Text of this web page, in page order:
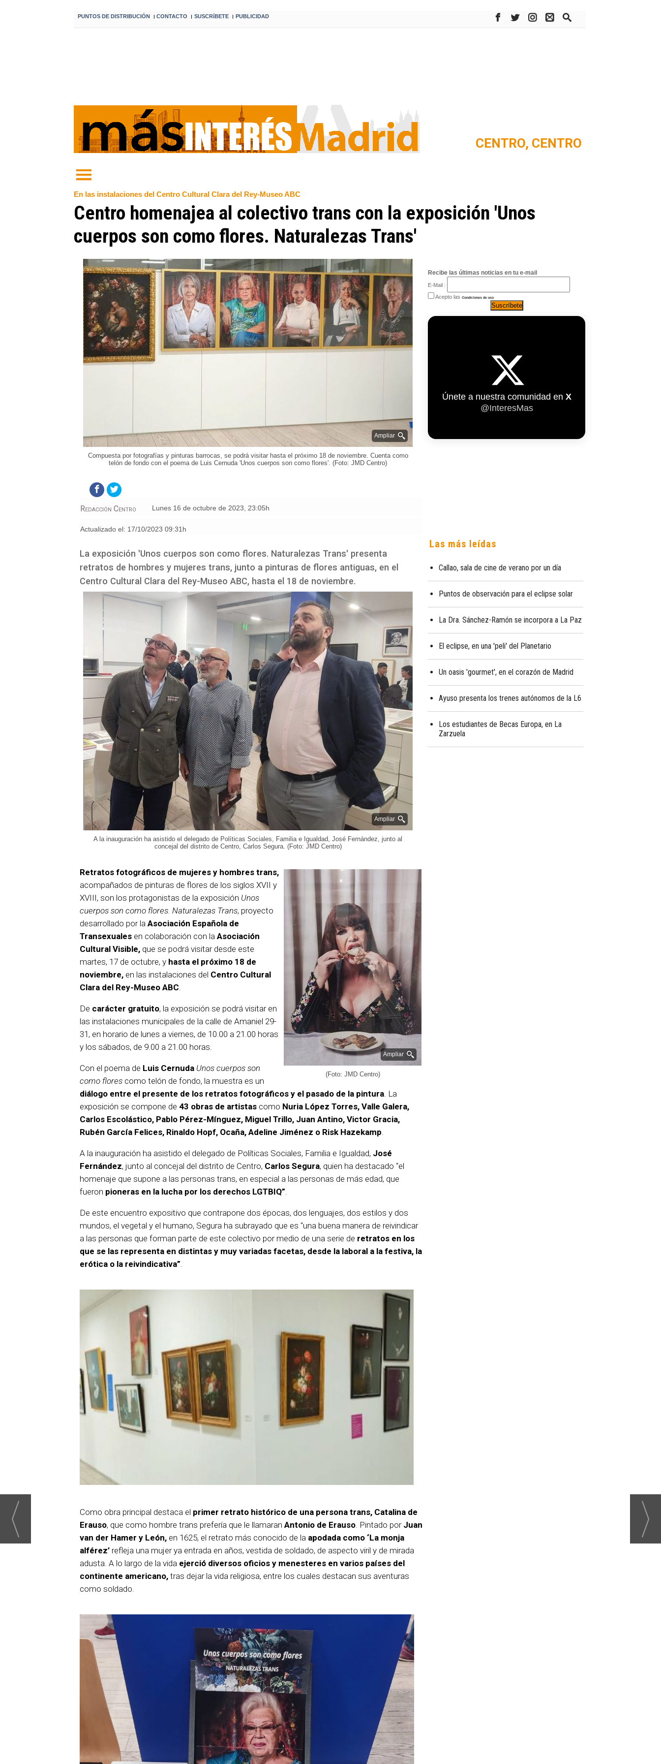
PUNTOS DE DISTRIBUCIÓN I CONTACTO I SUSCRíBETE I PUBLICIDAD
CENTRO, CENTRO
En las instalaciones del Centro Cultural Clara del Rey-Museo ABC
Centro homenajea al colectivo trans con la exposición 'Unos
cuerpos son como flores. Naturalezas Trans'
Ampliar
Compuesta por fotografías y pinturas barrocas, se podrá visitar hasta el próximo 18 de noviembre. Cuenta como
telón de fondo con el poema de Luis Cernuda 'Unos cuerpos son como flores'. (Foto: JMD Centro)
lunes 16 de octubre de 2023, 23:05h
Redacción Centro
Actualizado el: 17/10/2023 09:31h
La exposición 'Unos cuerpos son como flores. Naturalezas Trans' presenta
retratos de hombres y mujeres trans, junto a pinturas de flores antiguas, en el
Centro Cultural Clara del Rey-Museo ABC, hasta el 18 de noviembre.
Ampliar
A la inauguración ha asistido el delegado de Políticas Sociales, Familia e Igualdad, José Fernández, junto al
concejal del distrito de Centro, Carlos Segura. (Foto: JMD Centro)
Ampliar
(Foto: JMD Centro)
Retratos fotográficos de mujeres y hombres trans,
acompañados de pinturas de flores de los siglos XVII y
XVIII, son los protagonistas de la exposición Unos
cuerpos son como flores. Naturalezas Trans, proyecto
desarrollado por la Asociación Española de
Transexuales en colaboración con la Asociación
Cultural Visible, que se podrá visitar desde este
martes, 17 de octubre, y hasta el próximo 18 de
noviembre, en las instalaciones del Centro Cultural
Clara del Rey-Museo ABC.
De carácter gratuito, la exposición se podrá visitar en
las instalaciones municipales de la calle de Amaniel 29-
31, en horario de lunes a viernes, de 10.00 a 21.00 horas
y los sábados, de 9.00 a 21.00 horas.
Con el poema de Luis Cernuda Unos cuerpos son
como flores como telón de fondo, la muestra es un
diálogo entre el presente de los retratos fotográficos y el pasado de la pintura. La
exposición se compone de 43 obras de artistas como Nuria López Torres, Valle Galera,
Carlos Escolástico, Pablo Pérez-Mínguez, Miguel Trillo, Juan Antino, Victor Gracia,
Rubén García Felices, Rinaldo Hopf, Ocaña, Adeline Jiménez o Risk Hazekamp.
A la inauguración ha asistido el delegado de Políticas Sociales, Familia e Igualdad, José
Fernández, junto al concejal del distrito de Centro, Carlos Segura, quien ha destacado “el
homenaje que supone a las personas trans, en especial a las personas de más edad, que
fueron pioneras en la lucha por los derechos LGTBIQ”.
De este encuentro expositivo que contrapone dos épocas, dos lenguajes, dos estilos y dos
mundos, el vegetal y el humano, Segura ha subrayado que es “una buena manera de reivindicar
a las personas que forman parte de este colectivo por medio de una serie de retratos en los
que se las representa en distintas y muy variadas facetas, desde la laboral a la festiva, la
erótica o la reivindicativa”.
Como obra principal destaca el primer retrato histórico de una persona trans, Catalina de
Erauso, que como hombre trans prefería que le llamaran Antonio de Erauso. Pintado por Juan
van der Hamer y León, en 1625, el retrato más conocido de la apodada como ‘La monja
alférez’ refleja una mujer ya entrada en años, vestida de soldado, de aspecto viril y de mirada
adusta. A lo largo de la vida ejerció diversos oficios y menesteres en varios países del
continente americano, tras dejar la vida religiosa, entre los cuales destacan sus aventuras
como soldado.
Recibe las últimas noticias en tu e-mail
E-Mail :
Acepto las Condiciones de uso
Únete a nuestra comunidad en X
@InteresMas
Las más leídas
Callao, sala de cine de verano por un día
Puntos de observación para el eclipse solar
La Dra. Sánchez-Ramón se incorpora a La Paz
El eclipse, en una 'peli' del Planetario
Un oasis 'gourmet', en el corazón de Madrid
Ayuso presenta los trenes autónomos de la L6
Los estudiantes de Becas Europa, en La
Zarzuela